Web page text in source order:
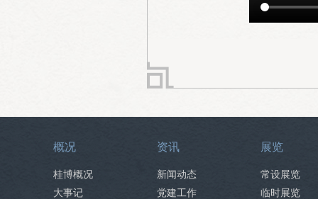
概况
桂博概况
大事记
资讯
新闻动态
党建工作
展览
常设展览
临时展览